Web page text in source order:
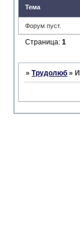
Тема
Форум пуст.
Страница:1
»Трудолюб »